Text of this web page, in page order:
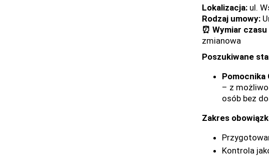
Lokalizacja: ul.
Rodzaj umowy:
⏰ Wymiar
zmianowa
Poszukiwane
Pomocnika
– z
osób bez
Zakres
Kontrola